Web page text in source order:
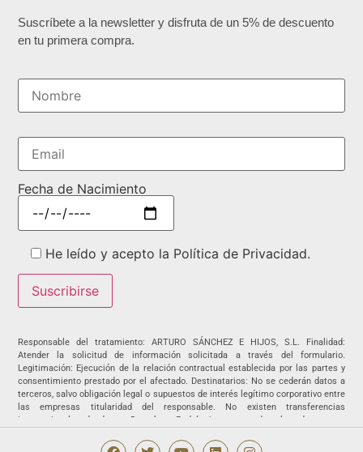
Suscríbete a la newsletter y disfruta de un 5% de descuento
en tu primera compra.
Fecha de Nacimiento
He leído y acepto la Política de Privacidad.
Responsable del tratamiento: ARTURO SÁNCHEZ E HIJOS, S.L. Finalidad:
Atender la solicitud de información solicitada a través del formulario.
Legitimación: Ejecución de la relación contractual establecida por las partes y
consentimiento prestado por el afectado. Destinatarios: No se cederán datos a
terceros, salvo obligación legal o supuestos de interés legítimo corporativo entre
las empresas titularidad del responsable. No existen transferencias
internacionales de datos. Derechos: Podrá ejercer sus derechos de acceso,
no ser objeto de una decisión basada únicamente en el tratamiento de datos